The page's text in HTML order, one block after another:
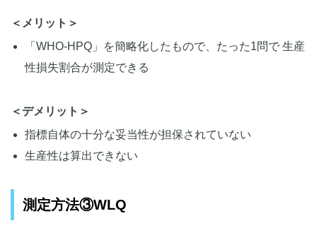
＜メリット＞
「WHO-HPQ」を簡略化したもので、たった1問で 生産
性損失割合が測定できる
＜デメリット＞
指標自体の十分な妥当性が担保されていない
生産性は算出できない
測定方法③WLQ